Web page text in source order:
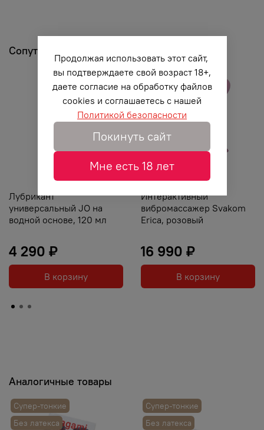
Сопутствующие товары
Лубрикант
универсальный JO на
водной основе, 120 мл
4 290 ₽
В корзину
Рекомендуем
Интерактивный
вибромассажер Svakom
Erica, розовый
16 990 ₽
В корзину
Аналогичные товары
Супер-тонкие
Без латекса
Супер-тонкие
Без латекса
Продолжая использовать этот сайт,
вы подтверждаете свой возраст 18+,
даете согласие на обработку файлов
cookies и соглашаетесь с нашей
Политикой безопасности
Покинуть сайт
Мне есть 18 лет